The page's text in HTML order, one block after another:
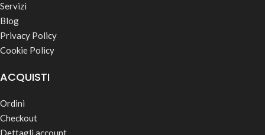
Servizi
Blog
Privacy Policy
Cookie Policy
ACQUISTI
Ordini
Checkout
Dettagli account